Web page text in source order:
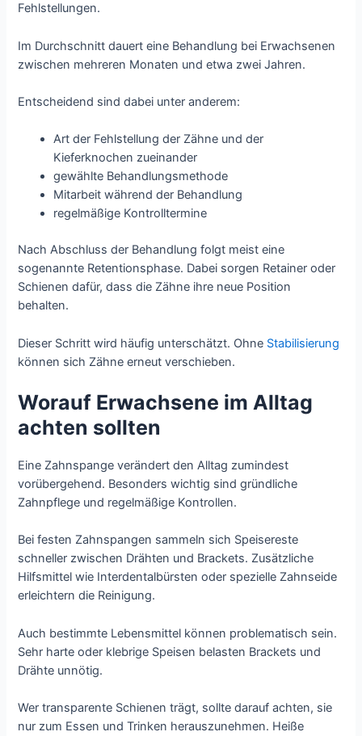
Fehlstellungen.
Im Durchschnitt dauert eine Behandlung bei Erwachsenen
zwischen mehreren Monaten und etwa zwei Jahren.
Entscheidend sind dabei unter anderem:
Art der Fehlstellung der Zähne und der
Kieferknochen zueinander
gewählte Behandlungsmethode
Mitarbeit während der Behandlung
regelmäßige Kontrolltermine
Nach Abschluss der Behandlung folgt meist eine
sogenannte Retentionsphase. Dabei sorgen Retainer oder
Schienen dafür, dass die Zähne ihre neue Position
behalten.
Dieser Schritt wird häufig unterschätzt. Ohne Stabilisierung
können sich Zähne erneut verschieben.
Worauf Erwachsene im Alltag
achten sollten
Eine Zahnspange verändert den Alltag zumindest
vorübergehend. Besonders wichtig sind gründliche
Zahnpflege und regelmäßige Kontrollen.
Bei festen Zahnspangen sammeln sich Speisereste
schneller zwischen Drähten und Brackets. Zusätzliche
Hilfsmittel wie Interdentalbürsten oder spezielle Zahnseide
erleichtern die Reinigung.
Auch bestimmte Lebensmittel können problematisch sein.
Sehr harte oder klebrige Speisen belasten Brackets und
Drähte unnötig.
Wer transparente Schienen trägt, sollte darauf achten, sie
nur zum Essen und Trinken herauszunehmen. Heiße